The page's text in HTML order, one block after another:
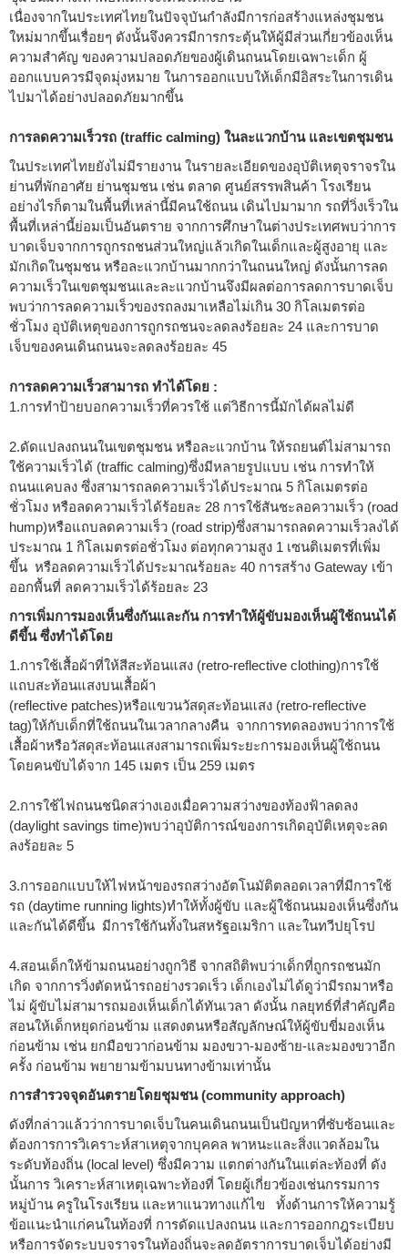
เนื่องจากในประเทศไทยในปัจจุบันกำลังมีการก่อสร้างแหล่งชุมชน
ใหม่มากขึ้นเรื่อยๆ ดังนั้นจึงควรมีการกระตุ้นให้ผู้มีส่วนเกี่ยวข้องเห็น
ความสำคัญ ของความปลอดภัยของผู้เดินถนนโดยเฉพาะเด็ก ผู้
ออกแบบควรมีจุดมุ่งหมาย ในการออกแบบให้เด็กมีอิสระในการเดิน
ไปมาได้อย่างปลอดภัยมากขึ้น
การลดความเร็วรถ (traffic calming) ในละแวกบ้าน และเขตชุมชน
ในประเทศไทยยังไม่มีรายงาน ในรายละเอียดของอุบัติเหตุจราจรใน
ย่านที่พักอาศัย ย่านชุมชน เช่น ตลาด ศูนย์สรรพสินค้า โรงเรียน
อย่างไรก็ตามในพื้นที่เหล่านี้มีคนใช้ถนน เดินไปมามาก รถที่วิ่งเร็วใน
พื้นที่เหล่านี้ย่อมเป็นอันตราย จากการศึกษาในต่างประเทศพบว่าการ
บาดเจ็บจากการถูกรถชนส่วนใหญ่แล้วเกิดในเด็กและผู้สูงอายุ และ
มักเกิดในชุมชน หรือละแวกบ้านมากกว่าในถนนใหญ่ ดังนั้นการลด
ความเร็วในเขตชุมชนและละแวกบ้านจึงมีผลต่อการลดการบาดเจ็บ
พบว่าการลดความเร็วของรถลงมาเหลือไม่เกิน 30 กิโลเมตรต่อ
ชั่วโมง อุบัติเหตุของการถูกรถชนจะลดลงร้อยละ 24 และการบาด
เจ็บของคนเดินถนนจะลดลงร้อยละ 45
การลดความเร็วสามารถ ทำได้โดย :
1.การทำป้ายบอกความเร็วที่ควรใช้ แต่วิธีการนี้มักได้ผลไม่ดี
2.ดัดแปลงถนนในเขตชุมชน หรือละแวกบ้าน ให้รถยนต์ไม่สามารถ
ใช้ความเร็วได้ (traffic calming)ซึ่งมีหลายรูปแบบ เช่น การทำให้
ถนนแคบลง ซึ่งสามารถลดความเร็วได้ประมาณ 5 กิโลเมตรต่อ
ชั่วโมง หรือลดความเร็วได้ร้อยละ 28 การใช้สันชะลอความเร็ว (road
hump)หรือแถบลดความเร็ว (road strip)ซึ่งสามารถลดความเร็วลงได้
ประมาณ 1 กิโลเมตรต่อชั่วโมง ต่อทุกความสูง 1 เซนติเมตรที่เพิ่ม
ขึ้น หรือลดความเร็วได้ประมาณร้อยละ 40 การสร้าง Gateway เข้า
ออกพื้นที่ ลดความเร็วได้ร้อยละ 23
การเพิ่มการมองเห็นซึ่งกันและกัน การทำให้ผู้ขับมองเห็นผู้ใช้ถนนได้
ดีขึ้น ซึ่งทำได้โดย
1.การใช้เสื้อผ้าที่ให้สีสะท้อนแสง (retro-reflective clothing)การใช้
แถบสะท้อนแสงบนเสื้อผ้า
(reflective patches)หรือแขวนวัสดุสะท้อนแสง (retro-reflective
tag)ให้กับเด็กที่ใช้ถนนในเวลากลางคืน จากการทดลองพบว่าการใช้
เสื้อผ้าหรือวัสดุสะท้อนแสงสามารถเพิ่มระยะการมองเห็นผู้ใช้ถนน
โดยคนขับได้จาก 145 เมตร เป็น 259 เมตร
2.การใช้ไฟถนนชนิดสว่างเองเมื่อความสว่างของท้องฟ้าลดลง
(daylight savings time)พบว่าอุบัติการณ์ของการเกิดอุบัติเหตุจะลด
ลงร้อยละ 5
3.การออกแบบให้ไฟหน้าของรถสว่างอัตโนมัติตลอดเวลาที่มีการใช้
รถ (daytime running lights)ทำให้ทั้งผู้ขับ และผู้ใช้ถนนมองเห็นซึ่งกัน
และกันได้ดีขึ้น มีการใช้กันทั้งในสหรัฐอเมริกา และในทวีปยุโรป
4.สอนเด็กให้ข้ามถนนอย่างถูกวิธี จากสถิติพบว่าเด็กที่ถูกรถชนมัก
เกิด จากการวิ่งตัดหน้ารถอย่างรวดเร็ว เด็กเองไม่ได้ดูว่ามีรถมาหรือ
ไม่ ผู้ขับไม่สามารถมองเห็นเด็กได้ทันเวลา ดังนั้น กลยุทธ์ที่สำคัญคือ
สอนให้เด็กหยุดก่อนข้าม แสดงตนหรือสัญลักษณ์ให้ผู้ขับขี่มองเห็น
ก่อนข้าม เช่น ยกมือขวาก่อนข้าม มองขวา-มองซ้าย-และมองขวาอีก
ครั้ง ก่อนข้าม พยายามข้ามบนทางข้ามเท่านั้น
การสำรวจจุดอันตรายโดยชุมชน (community approach)
ดังที่กล่าวแล้วว่าการบาดเจ็บในคนเดินถนนเป็นปัญหาที่ซับซ้อนและ
ต้องการการวิเคราะห์สาเหตุจากบุคคล พาหนะและสิ่งแวดล้อมใน
ระดับท้องถิ่น (local level) ซึ่งมีความ แตกต่างกันในแต่ละท้องที่ ดัง
นั้นการ วิเคราะห์สาเหตุเฉพาะท้องที่ โดยผู้เกี่ยวข้องเช่นกรรมการ
หมู่บ้าน ครูในโรงเรียน และหาแนวทางแก้ไข ทั้งด้านการให้ความรู้
ข้อแนะนำแก่คนในท้องที่ การดัดแปลงถนน และการออกกฎระเบียบ
หรือการจัดระบบจราจรในท้องถิ่นจะลดอัตราการบาดเจ็บได้อย่างมี